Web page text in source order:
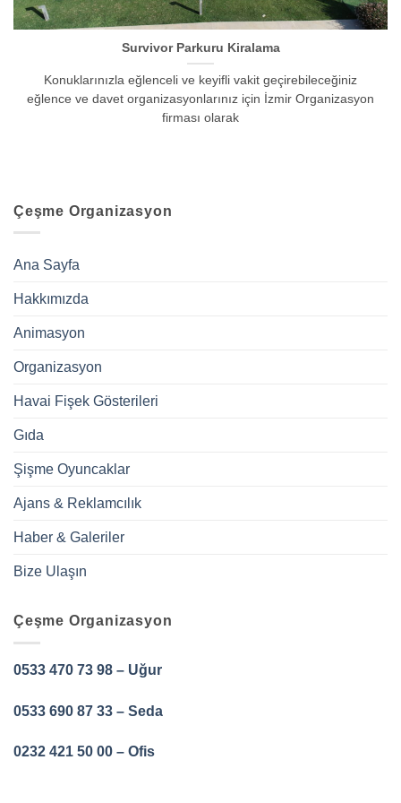
Survivor Parkuru Kiralama
Konuklarınızla eğlenceli ve keyifli vakit geçirebileceğiniz
eğlence ve davet organizasyonlarınız için İzmir Organizasyon
firması olarak
Çeşme Organizasyon
Ana Sayfa
Hakkımızda
Animasyon
Organizasyon
Havai Fişek Gösterileri
Gıda
Şişme Oyuncaklar
Ajans & Reklamcılık
Haber & Galeriler
Bize Ulaşın
Çeşme Organizasyon
0533 470 73 98 – Uğur
0533 690 87 33 – Seda
0232 421 50 00 – Ofis